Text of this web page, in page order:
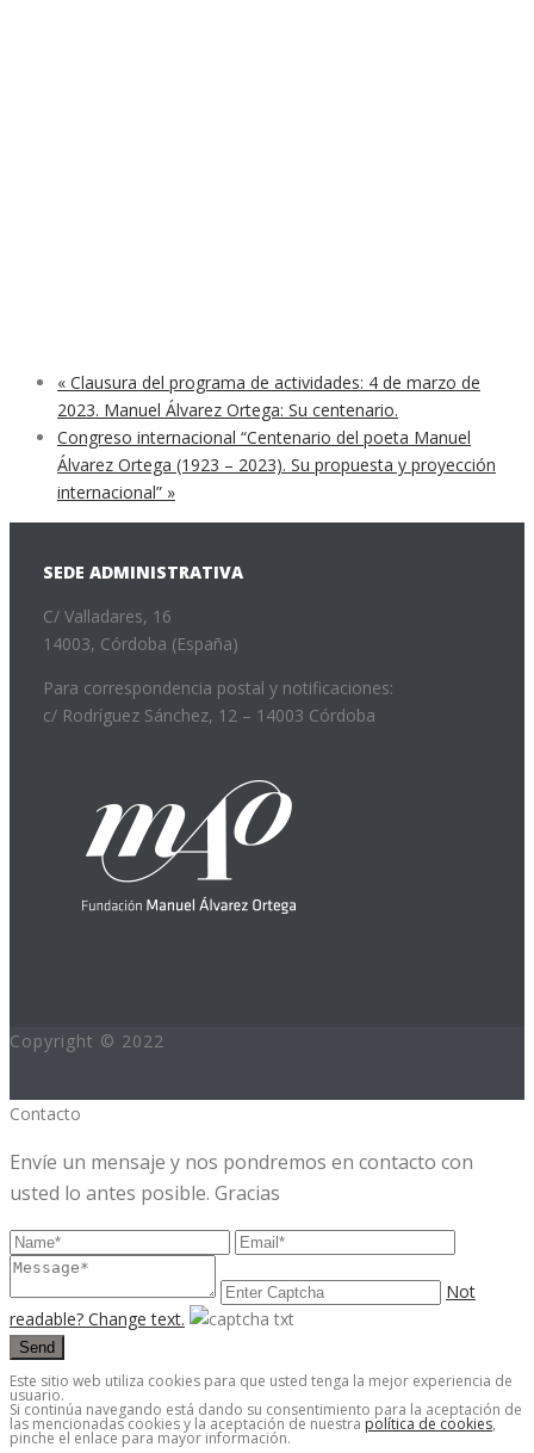
« Clausura del programa de actividades: 4 de marzo de
2023. Manuel Álvarez Ortega: Su centenario.
Congreso internacional “Centenario del poeta Manuel
Álvarez Ortega (1923 – 2023). Su propuesta y proyección
internacional” »
SEDE ADMINISTRATIVA
C/ Valladares, 16
14003, Córdoba (España)
Para correspondencia postal y notificaciones:
c/ Rodríguez Sánchez, 12 – 14003 Córdoba
Copyright © 2022
Contacto
Envíe un mensaje y nos pondremos en contacto con
usted lo antes posible. Gracias
Not
readable? Change text.
Send
Este sitio web utiliza cookies para que usted tenga la mejor experiencia de
usuario.
Si continúa navegando está dando su consentimiento para la aceptación de
las mencionadas cookies y la aceptación de nuestra política de cookies,
pinche el enlace para mayor información.